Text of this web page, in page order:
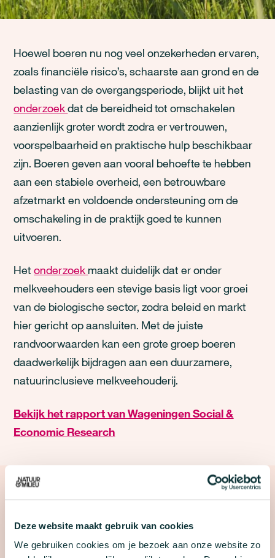
Deze website maakt gebruik van cookies
We gebruiken cookies om je bezoek aan onze website zo
Hoewel boeren nu nog veel onzekerheden ervaren,
zoals financiële risico’s, schaarste aan grond en de
belasting van de overgangsperiode, blijkt uit het
onderzoekdat de bereidheid tot omschakelen
aanzienlijk groter wordt zodra er vertrouwen,
voorspelbaarheid en praktische hulp beschikbaar
zijn. Boeren geven aan vooral behoefte te hebben
aan een stabiele overheid, een betrouwbare
afzetmarkt en voldoende ondersteuning om de
omschakeling in de praktijk goed te kunnen
uitvoeren.
Hetonderzoek maakt duidelijk dat er onder
melkveehouders een stevige basis ligt voor groei
van de biologische sector, zodra beleid en markt
hier gericht op aansluiten. Met de juiste
randvoorwaarden kan een grote groep boeren
daadwerkelijk bijdragen aan een duurzamere,
natuurinclusieve melkveehouderij.
Bekijk het rapport van Wageningen Social &
Economic Research
Voor persgerelateerde vragen kun je terecht bij een